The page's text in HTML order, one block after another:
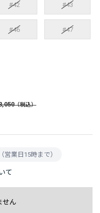
#42 #43
#46 #47
せん
営業日15時まで）
て